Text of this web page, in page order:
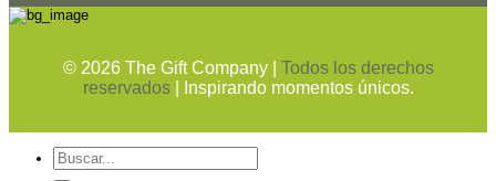
© 2026The Gift Company | Todos los derechos
reservados
| Inspirando momentos únicos.
Buscar
por: